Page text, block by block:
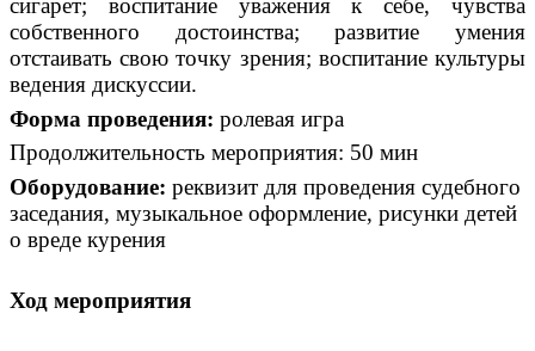
сигарет; воспитание уважения к себе, чувства
собственного достоинства; развитие умения
отстаивать свою точку зрения; воспитание культуры
ведения дискуссии.
Форма проведения: ролевая игра
Продолжительность мероприятия: 50 мин
Оборудование: реквизит для проведения судебного
заседания, музыкальное оформление, рисунки детей
о вреде курения
Ход мероприятия